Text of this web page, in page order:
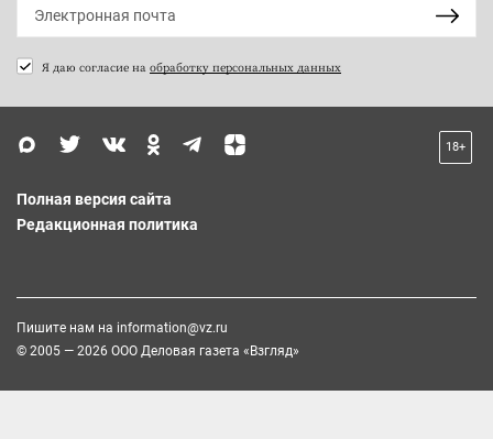
Я даю согласие на обработку персональных данных
18+
Полная версия сайта
Редакционная политика
Пишите нам на information@vz.ru
© 2005 — 2026 ООО Деловая газета «Взгляд»